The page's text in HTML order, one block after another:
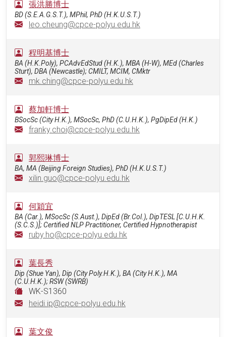
張洪勝博士
BD (S.E.A.G.S.T.), MPhil, PhD (H.K.U.S.T.)
leo.cheung@cpce-polyu.edu.hk
程明基博士
BA (H.K.Poly), PCAdvEdStud (H.K.), MBA (H-W), MEd (Charles
Sturt), DBA (Newcastle); CMILT, MCIM, CMktr
mk.ching@cpce-polyu.edu.hk
蔡加軒博士
BSocSc (City H.K.), MSocSc, PhD (C.U.H.K.), PgDipEd (H.K.)
franky.choi@cpce-polyu.edu.hk
郭熙琳博士
BA, MA (Beijing Foreign Studies), PhD (H.K.U.S.T.)
xilin.guo@cpce-polyu.edu.hk
何穎宜
BA (Car.), MSocSc (S.Aust.), DipEd (Br.Col.), DipTESL [C.U.H.K.
(S.C.S.)]; Certified NLP Practitioner, Certified Hypnotherapist
ruby.ho@cpce-polyu.edu.hk
葉長秀
Dip (Shue Yan), Dip (City Poly.H.K.), BA (City H.K.), MA
(C.U.H.K.); RSW (SWRB)
WK-S1360
heidi.ip@cpce-polyu.edu.hk
葉文俊